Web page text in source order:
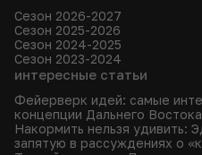
Сезон 2026-2027
Сезон 2025-2026
Сезон 2024-2025
Сезон 2023-2024
интересные статьи
Фейерверк идей: самые
концепции Дальнего
Накормить нельзя удивить:
запятую в рассуждениях о